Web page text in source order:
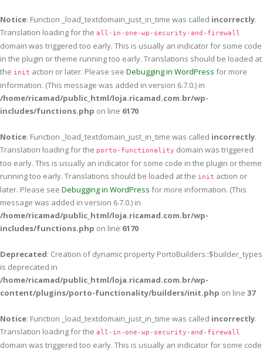
Notice: Function _load_textdomain_just_in_time was called incorrectly.
Translation loading for the all-in-one-wp-security-and-firewall
domain was triggered too early. This is usually an indicator for some code
in the plugin or theme running too early. Translations should be loaded at
the init action or later. Please see Debugging in WordPress for more
information. (This message was added in version 6.7.0.) in
/home/ricamad/public_html/loja.ricamad.com.br/wp-
includes/functions.php on line 6170
Notice: Function _load_textdomain_just_in_time was called incorrectly.
Translation loading for the porto-functionality domain was triggered
too early. This is usually an indicator for some code in the plugin or theme
running too early. Translations should be loaded at the init action or
later. Please see Debugging in WordPress for more information. (This
message was added in version 6.7.0.) in
/home/ricamad/public_html/loja.ricamad.com.br/wp-
includes/functions.php on line 6170
Deprecated: Creation of dynamic property PortoBuilders::$builder_types
is deprecated in
/home/ricamad/public_html/loja.ricamad.com.br/wp-
content/plugins/porto-functionality/builders/init.php on line 37
Notice: Function _load_textdomain_just_in_time was called incorrectly.
Translation loading for the all-in-one-wp-security-and-firewall
domain was triggered too early. This is usually an indicator for some code